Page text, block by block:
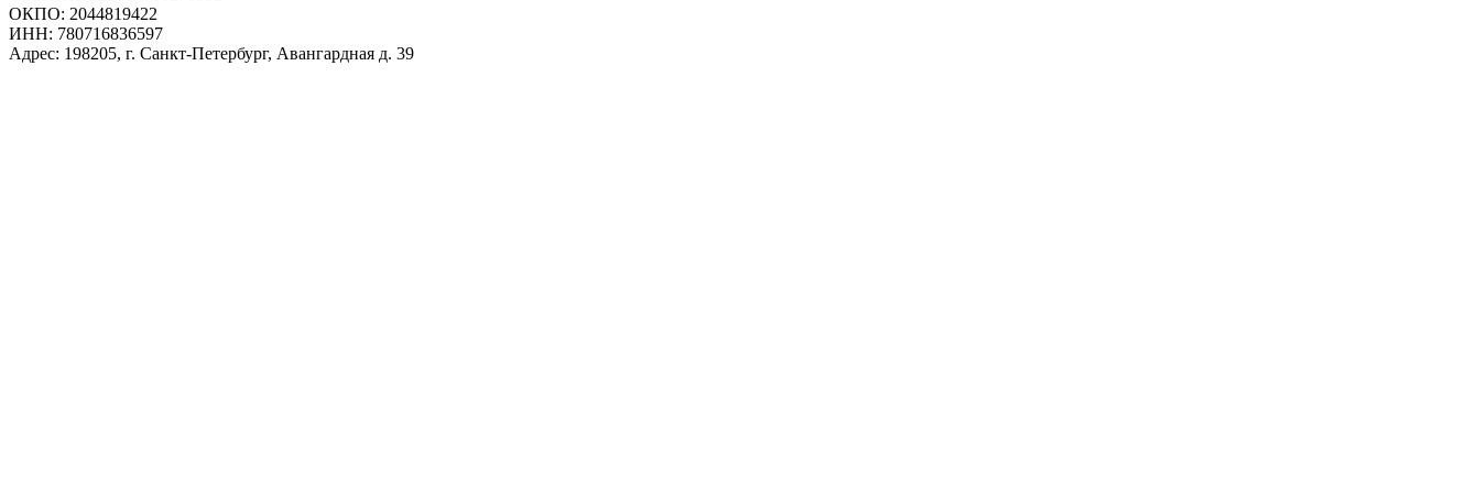
ОКПО: 2044819422
ИНН: 780716836597
Адрес: 198205, г. Санкт-Петербург, Авангардная д. 39